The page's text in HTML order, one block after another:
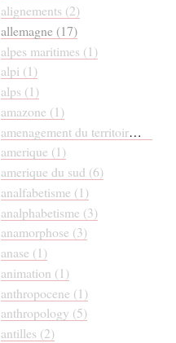
alignements (2)
allemagne (17)
alpes maritimes (1)
alpi (1)
alps (1)
amazone (1)
amenagement du territoire (1)
amerique (1)
amerique du sud (6)
analfabetisme (1)
analphabetisme (3)
anamorphose (3)
anase (1)
animation (1)
anthropocene (1)
anthropology (5)
antilles (2)